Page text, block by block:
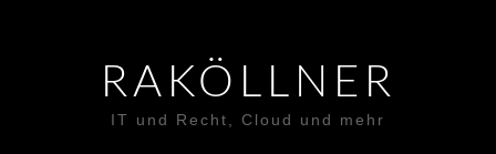
RAKÖLLNER
IT und Recht, Cloud und mehr